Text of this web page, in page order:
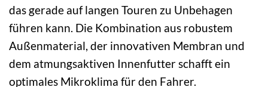
das gerade auf langen Touren zu Unbehagen
führen kann. Die Kombination aus robustem
Außenmaterial, der innovativen Membran und
dem atmungsaktiven Innenfutter schafft ein
optimales Mikroklima für den Fahrer.